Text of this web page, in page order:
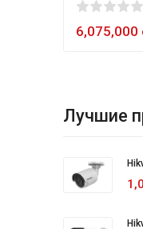
6,075,000
Лучшие